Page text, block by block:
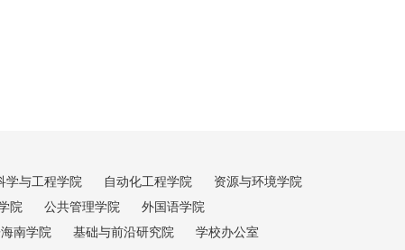
学与工程学院 自动化工程学院
资源与环境学院
院 公共管理学院
外国语学院
南学院 基础与前沿研究院
学校办公室